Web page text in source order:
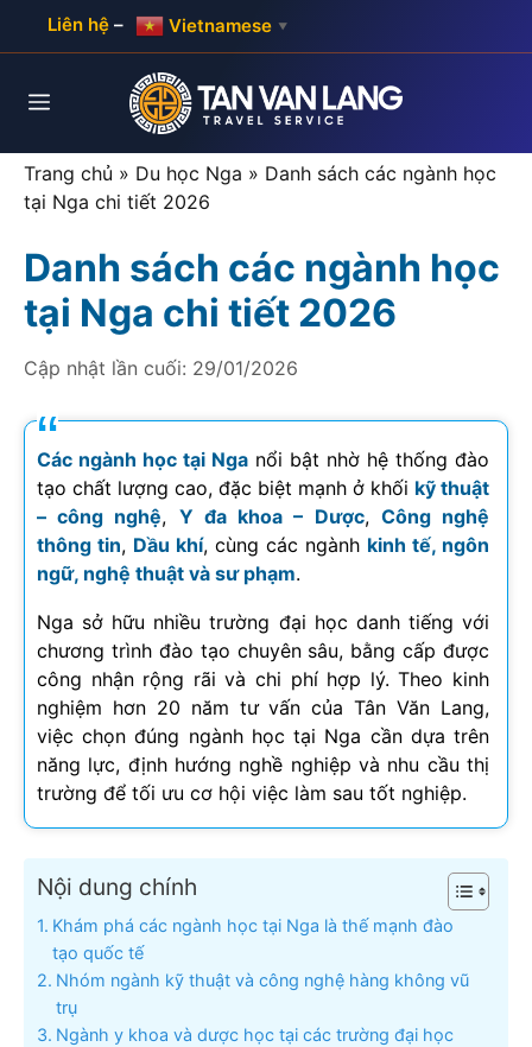
Liên hệ – Vietnamese ▼
Menu
Trang chủ » Du học Nga » Danh sách các ngành học
tại Nga chi tiết 2026
Danh sách các ngành học
tại Nga chi tiết 2026
Cập nhật lần cuối: 29/01/2026
Các ngành học tại Nga nổi bật nhờ hệ thống đào
tạo chất lượng cao, đặc biệt mạnh ở khối kỹ thuật
– công nghệ, Y đa khoa – Dược, Công nghệ
thông tin, Dầu khí, cùng các ngành kinh tế, ngôn
ngữ, nghệ thuật và sư phạm.
Nga sở hữu nhiều trường đại học danh tiếng với
chương trình đào tạo chuyên sâu, bằng cấp được
công nhận rộng rãi và chi phí hợp lý. Theo kinh
nghiệm hơn 20 năm tư vấn của Tân Văn Lang,
việc chọn đúng ngành học tại Nga cần dựa trên
năng lực, định hướng nghề nghiệp và nhu cầu thị
trường để tối ưu cơ hội việc làm sau tốt nghiệp.
Nội dung chính
Khám phá các ngành học tại Nga là thế mạnh đào
tạo quốc tế
Nhóm ngành kỹ thuật và công nghệ hàng không vũ
trụ
Ngành y khoa và dược học tại các trường đại học